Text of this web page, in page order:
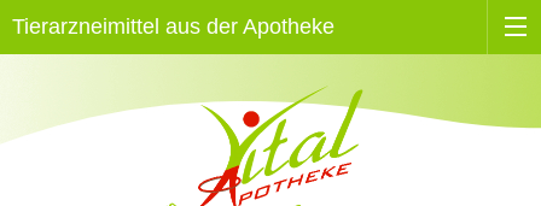
Tierarzneimittel aus der Apotheke